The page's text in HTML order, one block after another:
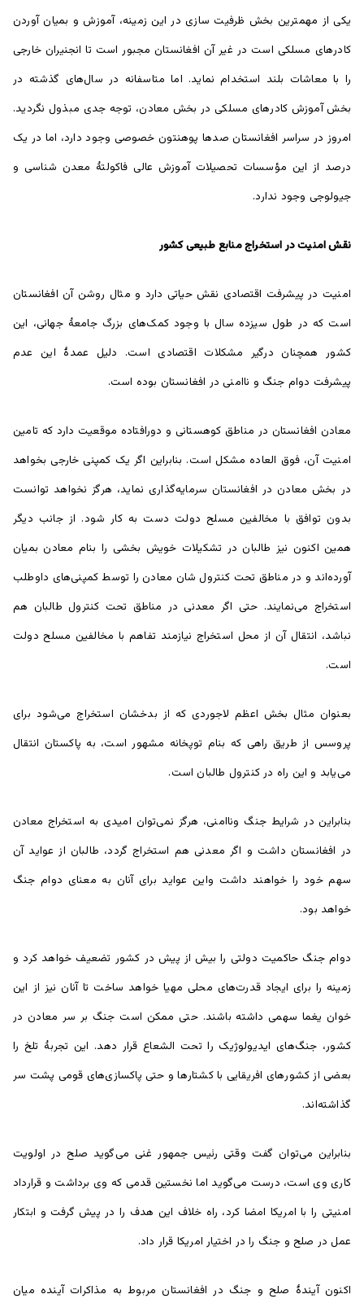
یکی از مهمترین بخش ظرفیت سازی در این زمینه، آموزش و بمیان آوردن
کادر‌های مسلکی است در غیر آن افغانستان مجبور است تا انجنیران خارجی
را با معاشات بلند استخدام نماید. اما متاسفانه در سال‌های گذشته در
بخش آموزش کادر‌های مسلکی در بخش معادن، توجه جدی مبذول نگردید.
امروز در سراسر افغانستان صدها پوهنتون خصوصی وجود دارد، اما در یک
درصد از این مؤسسات تحصیلات آموزش عالی فاکولتۀ معدن شناسی و
جیولوجی وجود ندارد.
نقش امنیت در استخراج منابع طبیعی کشور
امنیت در پیشرفت اقتصادی نقش حیاتی دارد و مثال روشن آن افغانستان
است که در طول سیزده سال با وجود کمک‌های بزرگ جامعۀ جهانی، این
کشور همچنان درگیر مشکلات اقتصادی است. دلیل عمدۀ این عدم
پیشرفت دوام جنگ و ناامنی در افغانستان بوده است.
معادن افغانستان در مناطق کوهستانی و دورافتاده موقعیت دارد که تامین
امنیت آن، فوق العاده مشکل است. بنابراین اگر یک کمپنی خارجی بخواهد
در بخش معادن در افغانستان سرمایه‌گذاری نماید، هرگز نخواهد توانست
بدون توافق با مخالفین مسلح دولت دست به کار شود. از جانب دیگر
همین اکنون نیز طالبان در تشکیلات خویش بخشی را بنام معادن بمیان
آورده‌اند و در مناطق تحت کنترول شان معادن را توسط کمپنی‌های داوطلب
استخراج می‌نمایند. حتی اگر معدنی در مناطق تحت کنترول طالبان هم
نباشد، انتقال آن از محل استخراج نیازمند تفاهم با مخالفین مسلح دولت
است.
بعنوان مثال بخش اعظم لاجوردی که از بدخشان استخراج می‌شود برای
پروسس از طریق راهی که بنام توپخانه مشهور است، به پاکستان انتقال
می‌یابد و این راه در کنترول طالبان است.
بنابراین در شرایط جنگ وناامنی، هرگز نمی‌توان امیدی به استخراج معادن
در افغانستان داشت و اگر معدنی هم استخراج گردد، طالبان از عواید آن
سهم خود را خواهند داشت واین عواید برای آنان به معنای دوام جنگ
خواهد بود.
دوام جنگ حاکمیت دولتی را بیش از پیش در کشور تضعیف خواهد کرد و
زمینه را برای ایجاد قدرت‌های محلی مهیا خواهد ساخت تا آنان نیز از این
خوان یغما سهمی داشته باشند. حتی ممکن است جنگ بر سر معادن در
کشور، جنگ‌های ایدیولوژیک را تحت الشعاع قرار دهد. این تجربۀ تلخ را
بعضی از کشور‌های افریقایی با کشتار‌ها و حتی پاکسازی‌های قومی پشت سر
گذاشته‌اند.
بنابراین می‌توان گفت وقتی رئیس جمهور غنی می‌گوید صلح در اولویت
کاری وی است، درست می‌گوید اما نخستین قدمی که وی برداشت و قرارداد
امنیتی را با امریکا امضا کرد، راه خلاف این هدف را در پیش گرفت و ابتکار
عمل در صلح و جنگ را در اختیار امریکا قرار داد.
اکنون آیندۀ صلح و جنگ در افغانستان مربوط به مذاکرات آینده میان